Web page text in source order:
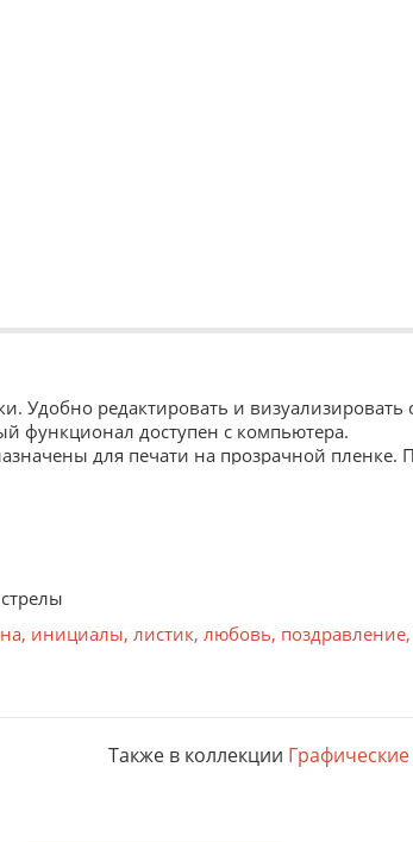
Удобно редактировать и визуализировать
функционал доступен с компьютера.
для печати на прозрачной пленке.
в Центрах обслуживания.
на оборотной стороне. Устойчива к
стойкие полноцветные изображения.
стороне. Рекомендуется использовать в
, инициалы, листик, любовь, поздравление,
Также в коллекции